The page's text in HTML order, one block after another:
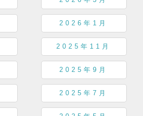
2026年1月
2025年11月
2025年9月
2025年7月